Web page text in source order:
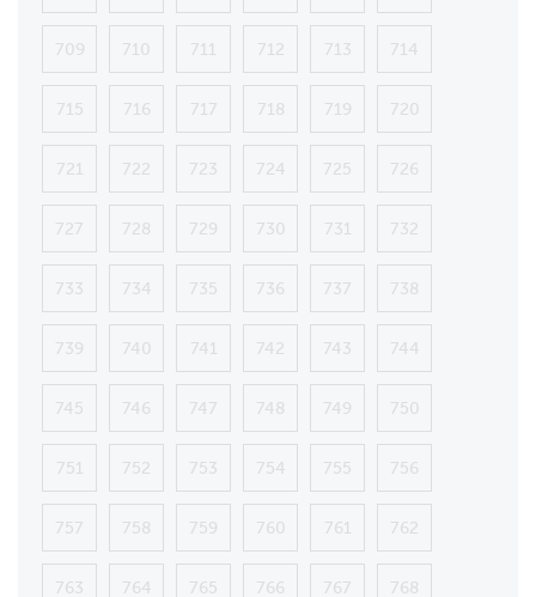
709 710 711 712 713 714
715 716 717 718 719 720
721 722 723 724 725 726
727 728 729 730 731 732
733 734 735 736 737 738
739 740 741 742 743 744
745 746 747 748 749 750
751 752 753 754 755 756
757 758 759 760 761 762
763 764 765 766 767 768